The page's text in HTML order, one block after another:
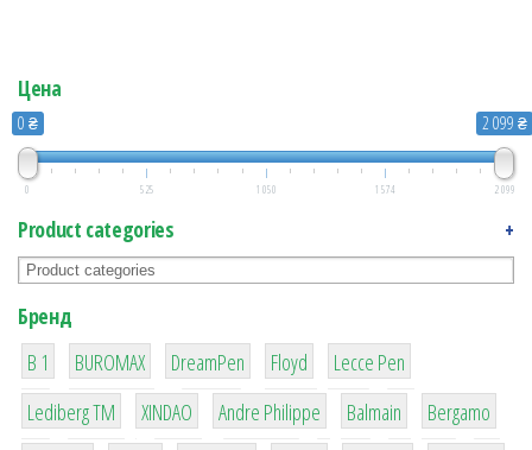
Цена
0 ₴ 2 099 ₴
0 525 1 050 1 574 2 099
Product categories +
Бренд
B 1
1
BUROMAX
1
DreamPen
2
Floyd
2
Lecce Pen
3
Lediberg ТМ
3
XINDAO
1
Andre Philippe
4
Balmain
26
Bergamo
64 299 4 42 4 90